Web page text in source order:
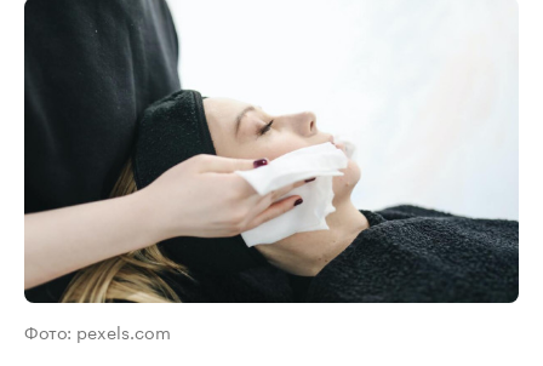
Фото: pexels.com